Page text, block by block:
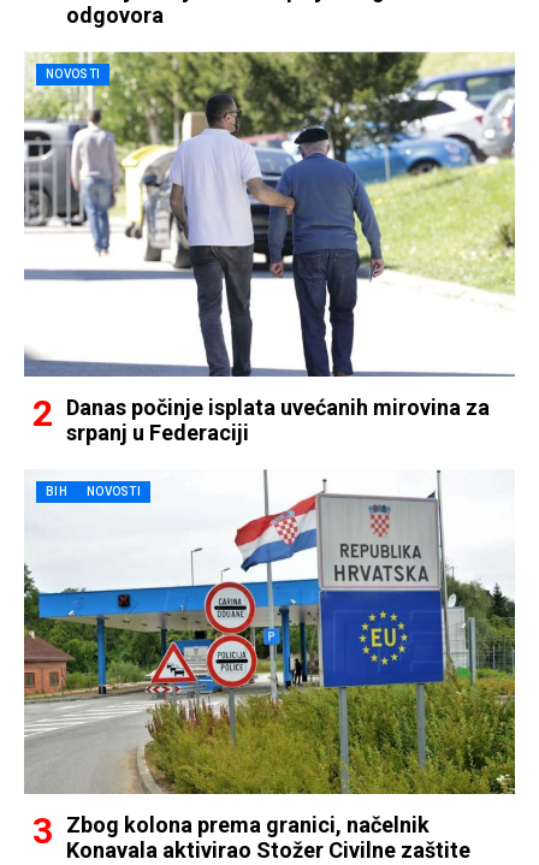
odgovora
NOVOSTI
Danas počinje isplata uvećanih mirovina za
srpanj u Federaciji
BIH NOVOSTI
Zbog kolona prema granici, načelnik
Konavala aktivirao Stožer Civilne zaštite